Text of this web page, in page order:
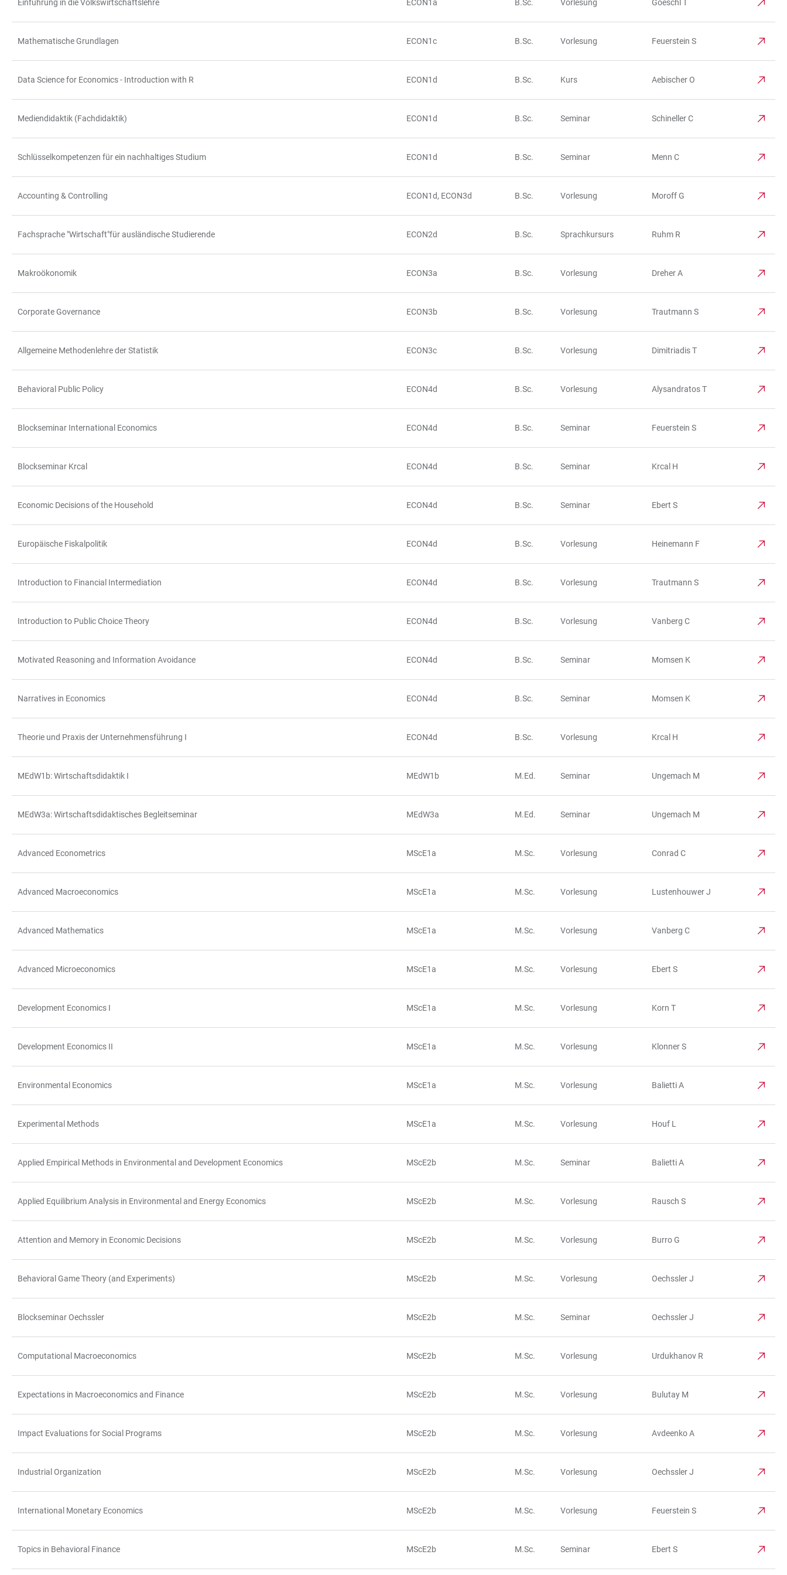
Einführung in die Volkswirtschaftslehre ECON1a B.Sc. Vorlesung Goeschl T
Mathematische Grundlagen ECON1c B.Sc. Vorlesung Feuerstein S
Data Science for Economics - Introduction with R ECON1d B.Sc. Kurs Aebischer O
Mediendidaktik (Fachdidaktik) ECON1d B.Sc. Seminar Schineller C
Schlüsselkompetenzen für ein nachhaltiges Studium ECON1d B.Sc. Seminar Menn C
Accounting & Controlling ECON1d, ECON3d B.Sc. Vorlesung Moroff G
Fachsprache "Wirtschaft"für ausländische Studierende ECON2d B.Sc. Sprachkursurs Ruhm R
Makroökonomik ECON3a B.Sc. Vorlesung Dreher A
Corporate Governance ECON3b B.Sc. Vorlesung Trautmann S
Allgemeine Methodenlehre der Statistik ECON3c B.Sc. Vorlesung Dimitriadis T
Behavioral Public Policy ECON4d B.Sc. Vorlesung Alysandratos T
Blockseminar International Economics ECON4d B.Sc. Seminar Feuerstein S
Blockseminar Krcal ECON4d B.Sc. Seminar Krcal H
Economic Decisions of the Household ECON4d B.Sc. Seminar Ebert S
Europäische Fiskalpolitik ECON4d B.Sc. Vorlesung Heinemann F
Introduction to Financial Intermediation ECON4d B.Sc. Vorlesung Trautmann S
Introduction to Public Choice Theory ECON4d B.Sc. Vorlesung Vanberg C
Motivated Reasoning and Information Avoidance ECON4d B.Sc. Seminar Momsen K
Narratives in Economics ECON4d B.Sc. Seminar Momsen K
Theorie und Praxis der Unternehmensführung I ECON4d B.Sc. Vorlesung Krcal H
MEdW1b: Wirtschaftsdidaktik I MEdW1b M.Ed. Seminar Ungemach M
MEdW3a: Wirtschaftsdidaktisches Begleitseminar MEdW3a M.Ed. Seminar Ungemach M
Advanced Econometrics MScE1a M.Sc. Vorlesung Conrad C
Advanced Macroeconomics MScE1a M.Sc. Vorlesung Lustenhouwer J
Advanced Mathematics MScE1a M.Sc. Vorlesung Vanberg C
Advanced Microeconomics MScE1a M.Sc. Vorlesung Ebert S
Development Economics I MScE1a M.Sc. Vorlesung Korn T
Development Economics II MScE1a M.Sc. Vorlesung Klonner S
Environmental Economics MScE1a M.Sc. Vorlesung Balietti A
Experimental Methods MScE1a M.Sc. Vorlesung Houf L
Applied Empirical Methods in Environmental and Development Economics MScE2b M.Sc. Seminar Balietti A
Applied Equilibrium Analysis in Environmental and Energy Economics MScE2b M.Sc. Vorlesung Rausch S
Attention and Memory in Economic Decisions MScE2b M.Sc. Vorlesung Burro G
Behavioral Game Theory (and Experiments) MScE2b M.Sc. Vorlesung Oechssler J
Blockseminar Oechssler MScE2b M.Sc. Seminar Oechssler J
Computational Macroeconomics MScE2b M.Sc. Vorlesung Urdukhanov R
Expectations in Macroeconomics and Finance MScE2b M.Sc. Vorlesung Bulutay M
Impact Evaluations for Social Programs MScE2b M.Sc. Vorlesung Avdeenko A
Industrial Organization MScE2b M.Sc. Vorlesung Oechssler J
International Monetary Economics MScE2b M.Sc. Vorlesung Feuerstein S
Topics in Behavioral Finance MScE2b M.Sc. Seminar Ebert S